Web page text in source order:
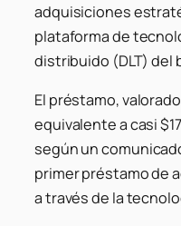
adquisiciones
plataforma de
distribuido (DLT) del
El préstamo,
equivalente a casi
según un
primer préstamo de
a través de la